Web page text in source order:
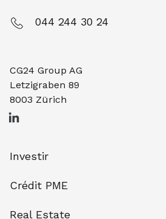
044 244 30 24
CG24 Group AG
Letzigraben 89
8003 Zürich
Investir
Crédit PME
Real Estate